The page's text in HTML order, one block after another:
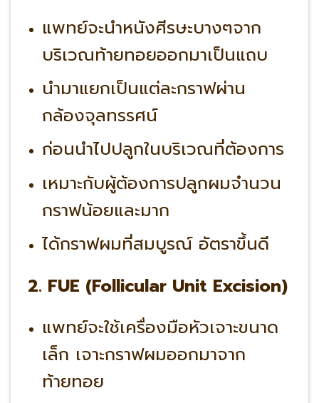
แพทย์จะนำหนังศีรษะบางๆจาก
บริเวณท้ายทอยออกมาเป็นแถบ
นำมาแยกเป็นแต่ละกราฟผ่าน
กล้องจุลทรรศน์
ก่อนนำไปปลูกในบริเวณที่ต้องการ
เหมาะกับผู้ต้องการปลูกผมจำนวน
กราฟน้อยและมาก
ได้กราฟผมที่สมบูรณ์ อัตราขึ้นดี
2. FUE (Follicular Unit Excision)
แพทย์จะใช้เครื่องมือหัวเจาะขนาด
เล็ก เจาะกราฟผมออกมาจาก
ท้ายทอย